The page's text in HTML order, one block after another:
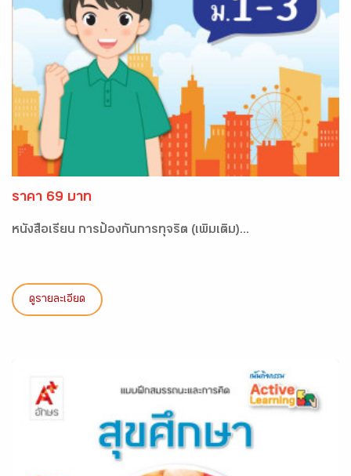
ราคา 69 บาท
หนังสือเรียน การป้องกันการทุจริต (เพิ่มเติม)...
ดูรายละเอียด